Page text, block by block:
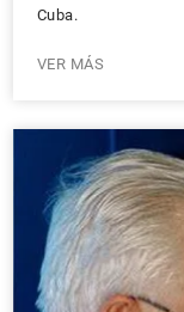
Cuba.
VER MÁS